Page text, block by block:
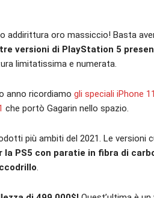
addirittura oro massiccio! Basta
versioni di PlayStation 5
limitatissima e numerata.
anno ricordiamo gli speciali iPhone
che portò Gagarin nello spazio.
più ambiti del 2021. Le versioni
la PS5 con paratie in fibra di
.